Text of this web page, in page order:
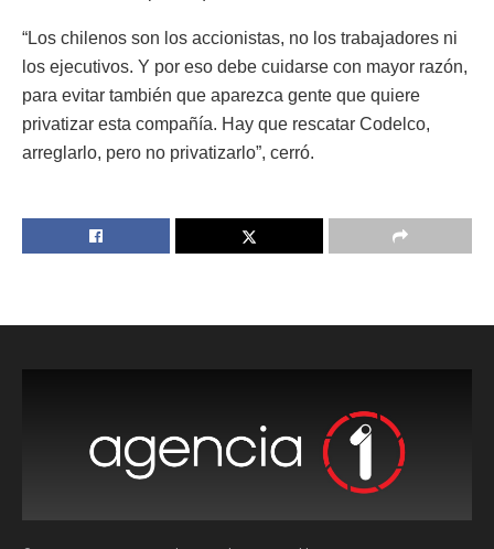
“Los chilenos son los accionistas, no los trabajadores ni
los ejecutivos. Y por eso debe cuidarse con mayor razón,
para evitar también que aparezca gente que quiere
privatizar esta compañía. Hay que rescatar Codelco,
arreglarlo, pero no privatizarlo”, cerró.